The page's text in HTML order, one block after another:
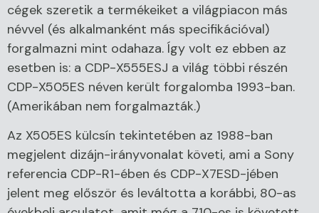
cégek szeretik a termékeiket a világpiacon más
névvel (és alkalmanként más specifikációval)
forgalmazni mint odahaza. Így volt ez ebben az
esetben is: a CDP-X555ESJ a világ többi részén
CDP-X505ES néven került forgalomba 1993-ban.
(Amerikában nem forgalmazták.)
Az X505ES külcsín tekintetében az 1988-ban
megjelent dizájn-irányvonalat követi, ami a Sony
referencia CDP-R1-ében és CDP-X7ESD-jében
jelent meg először és leváltotta a korábbi, 80-as